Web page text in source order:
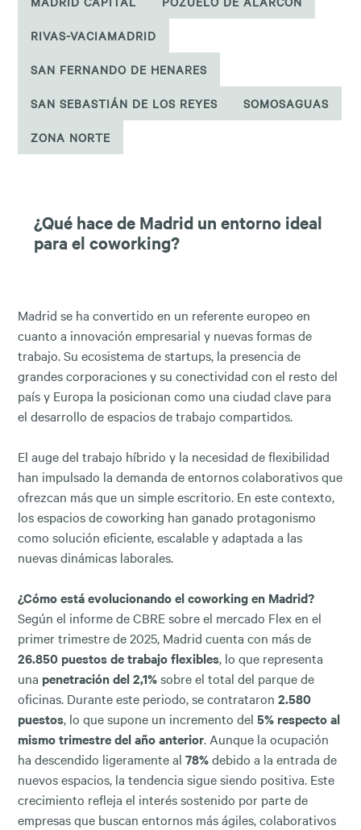
RIVAS-VACIAMADRID
SAN FERNANDO DE HENARES
SAN SEBASTIÁN DE LOS REYES SOMOSAGUAS
ZONA NORTE
¿Qué hace de Madrid un entorno ideal
para el coworking?
Madrid se ha convertido en un referente europeo en
cuanto a innovación empresarial y nuevas formas de
trabajo. Su ecosistema de startups, la presencia de
grandes corporaciones y su conectividad con el resto del
país y Europa la posicionan como una ciudad clave para
el desarrollo de espacios de trabajo compartidos.
El auge del trabajo híbrido y la necesidad de flexibilidad
han impulsado la demanda de entornos colaborativos que
ofrezcan más que un simple escritorio. En este contexto,
los espacios de coworking han ganado protagonismo
como solución eficiente, escalable y adaptada a las
nuevas dinámicas laborales.
¿Cómo está evolucionando el coworking en Madrid?
Según el informe de CBRE sobre el mercado Flex en el
primer trimestre de 2025, Madrid cuenta con más de
26.850 puestos de trabajo flexibles, lo que representa
una penetración del 2,1%sobre el total del parque de
oficinas. Durante este periodo, se contrataron 2.580
puestos, lo que supone un incremento del 5% respecto al
mismo trimestre del año anterior. Aunque la ocupación
ha descendido ligeramente al 78%debido a la entrada de
nuevos espacios, la tendencia sigue siendo positiva. Este
crecimiento refleja el interés sostenido por parte de
empresas que buscan entornos más ágiles, colaborativos